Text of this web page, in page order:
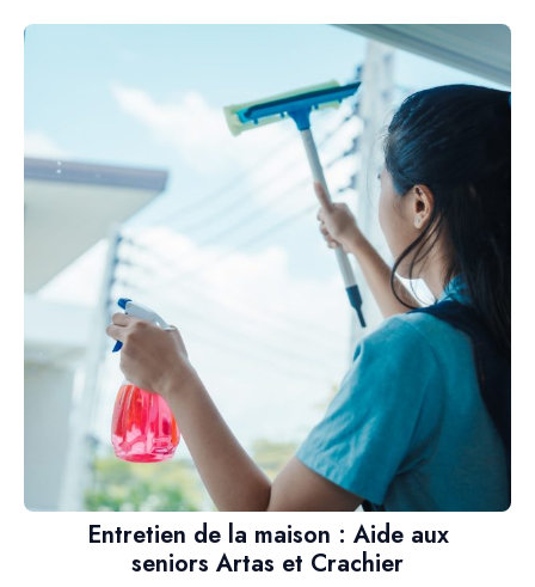
Entretien de la maison : Aide aux
seniors Artas et Crachier